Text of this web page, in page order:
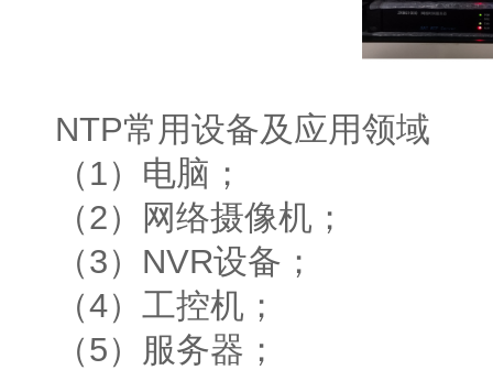
NTP常用设备及应用领域
（1）电脑；
（2）网络摄像机；
（3）NVR设备；
（4）工控机；
（5）服务器；